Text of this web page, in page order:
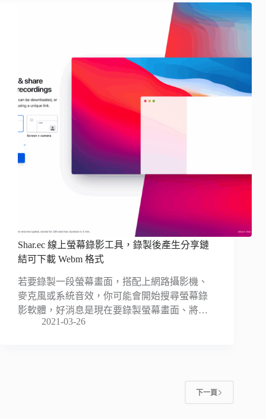
Shar.ec 線上螢幕錄影工具，錄製後產生分享鏈
結可下載 Webm 格式
若要錄製一段螢幕畫面，搭配上網路攝影機、
麥克風或系統音效，你可能會開始搜尋螢幕錄
影軟體，好消息是現在要錄製螢幕畫面、將…
2021-03-26
下一頁